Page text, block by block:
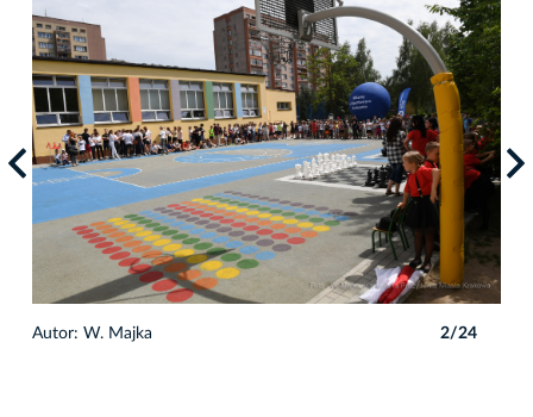
Autor: W. Majka 2/24